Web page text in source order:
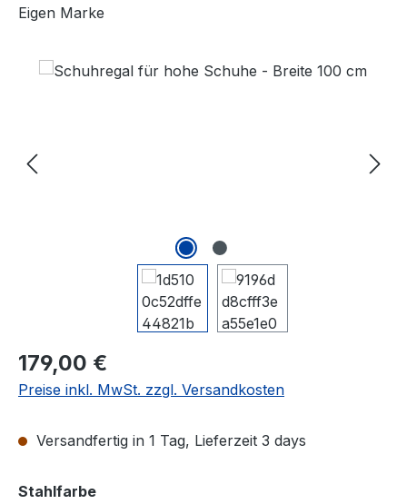
Eigen Marke
Bildergalerie überspringen
179,00 €
Preise inkl. MwSt. zzgl. Versandkosten
Versandfertig in 1 Tag, Lieferzeit 3 days
Stahlfarbeauswählen